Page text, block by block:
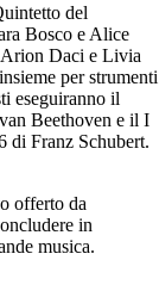
del
Bosco e Alice
Daci e Livia
per strumenti
eseguiranno il
Beethoven e il I
di Franz Schubert.
offerto da
in
musica.